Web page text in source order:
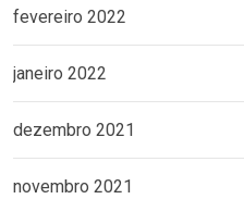
fevereiro 2022
janeiro 2022
dezembro 2021
novembro 2021